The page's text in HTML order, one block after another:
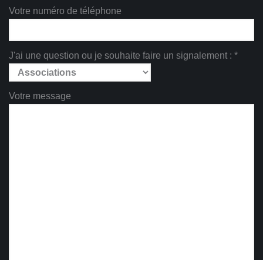
Votre numéro de téléphone
J'ai une question ou je souhaite faire un signalement : *
Votre message